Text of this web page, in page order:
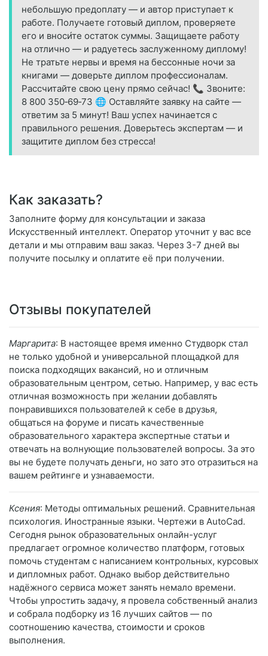
небольшую предоплату — и автор приступает к
работе. Получаете готовый диплом, проверяете
его и вноси́те остаток суммы. Защищаете работу
на отлично — и радуетесь заслуженному диплому!
Не тратьте нервы и время на бессонные ночи за
книгами — доверьте диплом профессионалам.
Рассчитайте свою цену прямо сейчас! 📞 Звоните:
8 800 350‑69‑73 🌐 Оставляйте заявку на сайте —
ответим за 5 минут! Ваш успех начинается с
правильного решения. Доверьтесь экспертам — и
защитите диплом без стресса!
Как заказать?
Заполните форму для консультации и заказа
Искусственный интеллект. Оператор уточнит у вас все
детали и мы отправим ваш заказ. Через 3-7 дней вы
получите посылку и оплатите её при получении.
Отзывы покупателей
Маргарита: В настоящее время именно Студворк стал
не только удобной и универсальной площадкой для
поиска подходящих вакансий, но и отличным
образовательным центром, сетью. Например, у вас есть
отличная возможность при желании добавлять
понравившихся пользователей к себе в друзья,
общаться на форуме и писать качественные
образовательного характера экспертные статьи и
отвечать на волнующие пользователей вопросы. За это
вы не будете получать деньги, но зато это отразиться на
вашем рейтинге и узнаваемости.
Ксения: Методы оптимальных решений. Сравнительная
психология. Иностранные языки. Чертежи в AutoCad.
Сегодня рынок образовательных онлайн-услуг
предлагает огромное количество платформ, готовых
помочь студентам с написанием контрольных, курсовых
и дипломных работ. Однако выбор действительно
надёжного сервиса может занять немало времени.
Чтобы упростить задачу, я провела собственный анализ
и собрала подборку из 16 лучших сайтов — по
соотношению качества, стоимости и сроков
выполнения.